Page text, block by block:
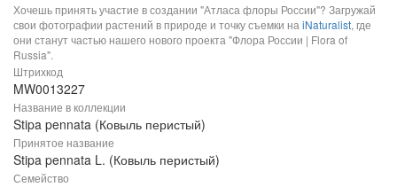
Хочешь принять участие в создании "Атласа флоры России"? Загружай
свои фотографии растений в природе и точку съемки на iNaturalist, где
они станут частью нашего нового проекта "Флора России | Flora of
Russia".
Штрихкод
MW0013227
Название в коллекции
Stipa pennata (Ковыль перистый)
Принятое название
Stipa pennata L. (Ковыль перистый)
Семейство